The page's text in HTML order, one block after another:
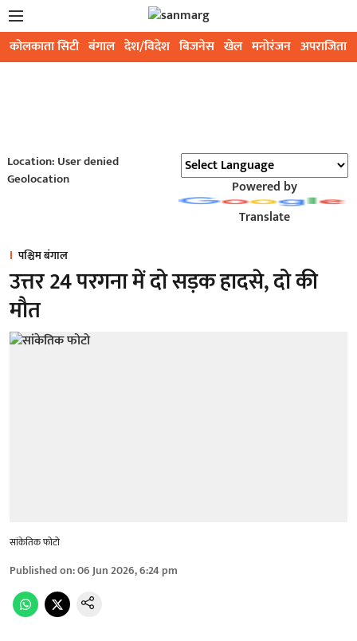
कोलकाता सिटी बंगाल देश/विदेश बिजनेस खेल मनोरंजन अपराजिता
Location: User denied
Geolocation
Powered by
Translate
पश्चिम बंगाल
उत्तर 24 परगना में दो सड़क हादसे, दो की
मौत
सांकेतिक फोटो
Published on:06 Jun 2026, 6:24 pm